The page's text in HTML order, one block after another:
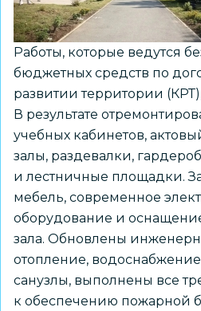
«Юнфлот»
Работы, которые ведутся
бюджетных средств по
развитии территории
В результате
учебных кабинетов,
залы, раздевалки,
и лестничные площадки.
мебель, современное
оборудование и
зала. Обновлены
отопление,
санузлы, выполнены все
к обеспечению пожарной